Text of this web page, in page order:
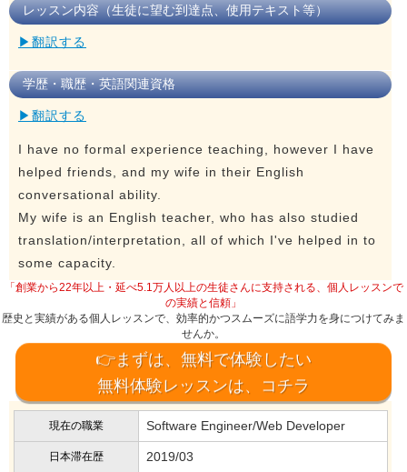
レッスン内容（生徒に望む到達点、使用テキスト等）
▶翻訳する
学歴・職歴・英語関連資格
▶翻訳する
I have no formal experience teaching, however I have
helped friends, and my wife in their English
conversational ability.
My wife is an English teacher, who has also studied
translation/interpretation, all of which I've helped in to
some capacity.
「創業から22年以上・延べ5.1万人以上の生徒さんに支持される、個人レッスンで
の実績と信頼」
歴史と実績がある個人レッスンで、効率的かつスムーズに語学力を身につけてみま
せんか。
👉まずは、無料で体験したい
無料体験レッスンは、コチラ
現在の職業 Software Engineer/Web Developer
日本滞在歴 2019/03